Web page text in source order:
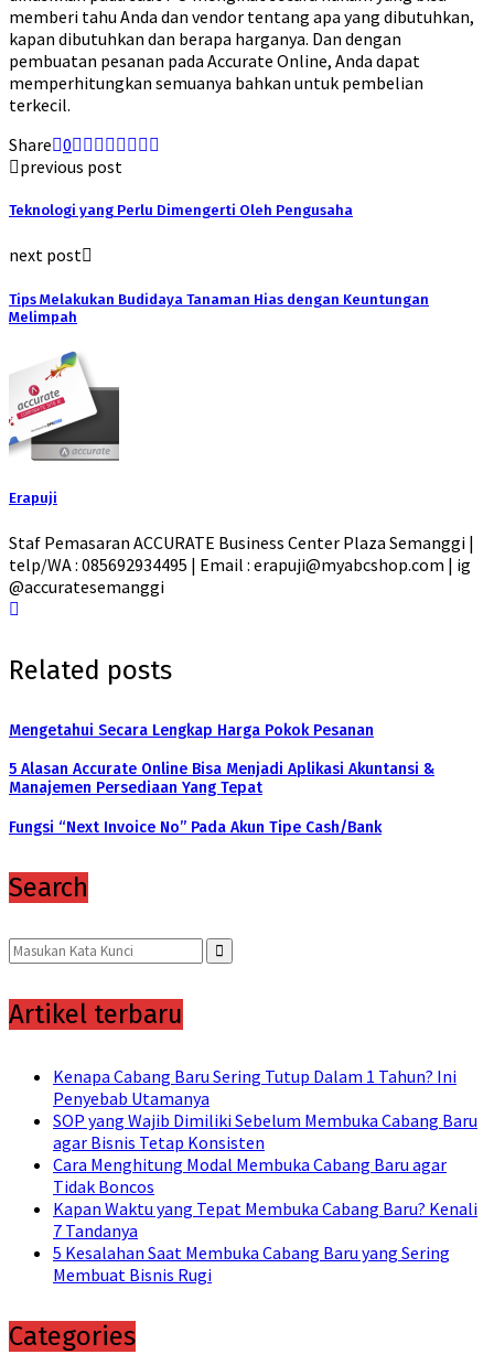
memberi tahu Anda dan vendor tentang apa yang dibutuhkan,
kapan dibutuhkan dan berapa harganya. Dan dengan
pembuatan pesanan pada Accurate Online, Anda dapat
memperhitungkan semuanya bahkan untuk pembelian
terkecil.
Share 0
previous post
Teknologi yang Perlu Dimengerti Oleh Pengusaha
next post
Tips Melakukan Budidaya Tanaman Hias dengan Keuntungan
Melimpah
Erapuji
Staf Pemasaran ACCURATE Business Center Plaza Semanggi |
telp/WA : 085692934495 | Email : erapuji@myabcshop.com | ig
@accuratesemanggi
Related posts
Mengetahui Secara Lengkap Harga Pokok Pesanan
5 Alasan Accurate Online Bisa Menjadi Aplikasi Akuntansi &
Manajemen Persediaan Yang Tepat
Fungsi “Next Invoice No” Pada Akun Tipe Cash/Bank
Search
Search
for:
Search
Artikel terbaru
Kenapa Cabang Baru Sering Tutup Dalam 1 Tahun? Ini
Penyebab Utamanya
SOP yang Wajib Dimiliki Sebelum Membuka Cabang Baru
agar Bisnis Tetap Konsisten
Cara Menghitung Modal Membuka Cabang Baru agar
Tidak Boncos
Kapan Waktu yang Tepat Membuka Cabang Baru? Kenali
7 Tandanya
5 Kesalahan Saat Membuka Cabang Baru yang Sering
Membuat Bisnis Rugi
Categories